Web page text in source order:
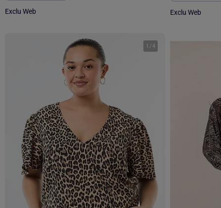
Exclu Web Exclu Web
1 /4